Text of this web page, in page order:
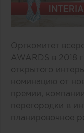
Оргкомитет
AWARDS в 2018
открытого
номинацию от
премии,
компании
перегородки в
планировочное